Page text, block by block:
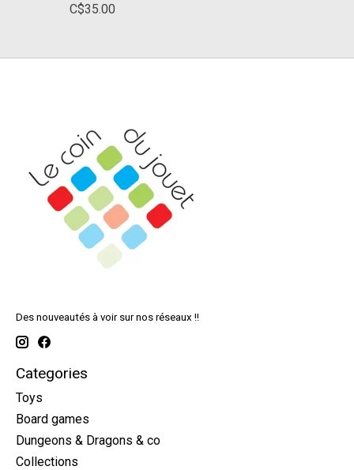
C$35.00
Des nouveautés à voir sur nos réseaux !!
Categories
Toys
Board games
Dungeons & Dragons & co
Collections